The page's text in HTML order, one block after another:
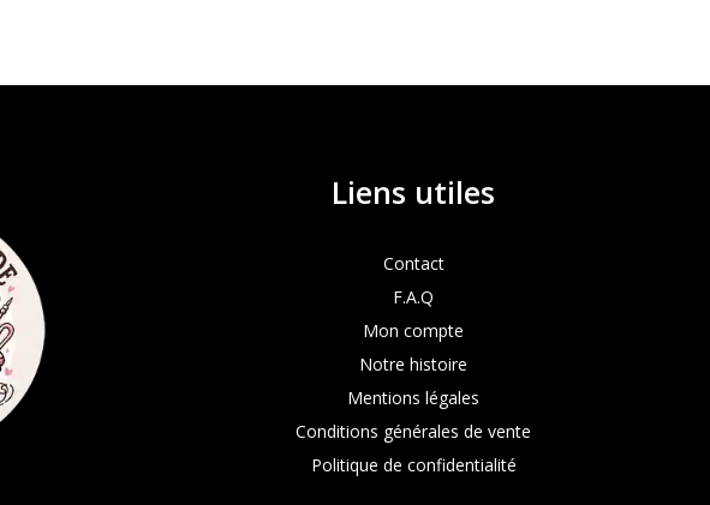
Liens utiles
Contact
F.A.Q
Mon compte
Notre histoire
Mentions légales
Conditions générales de vente
Politique de confidentialité